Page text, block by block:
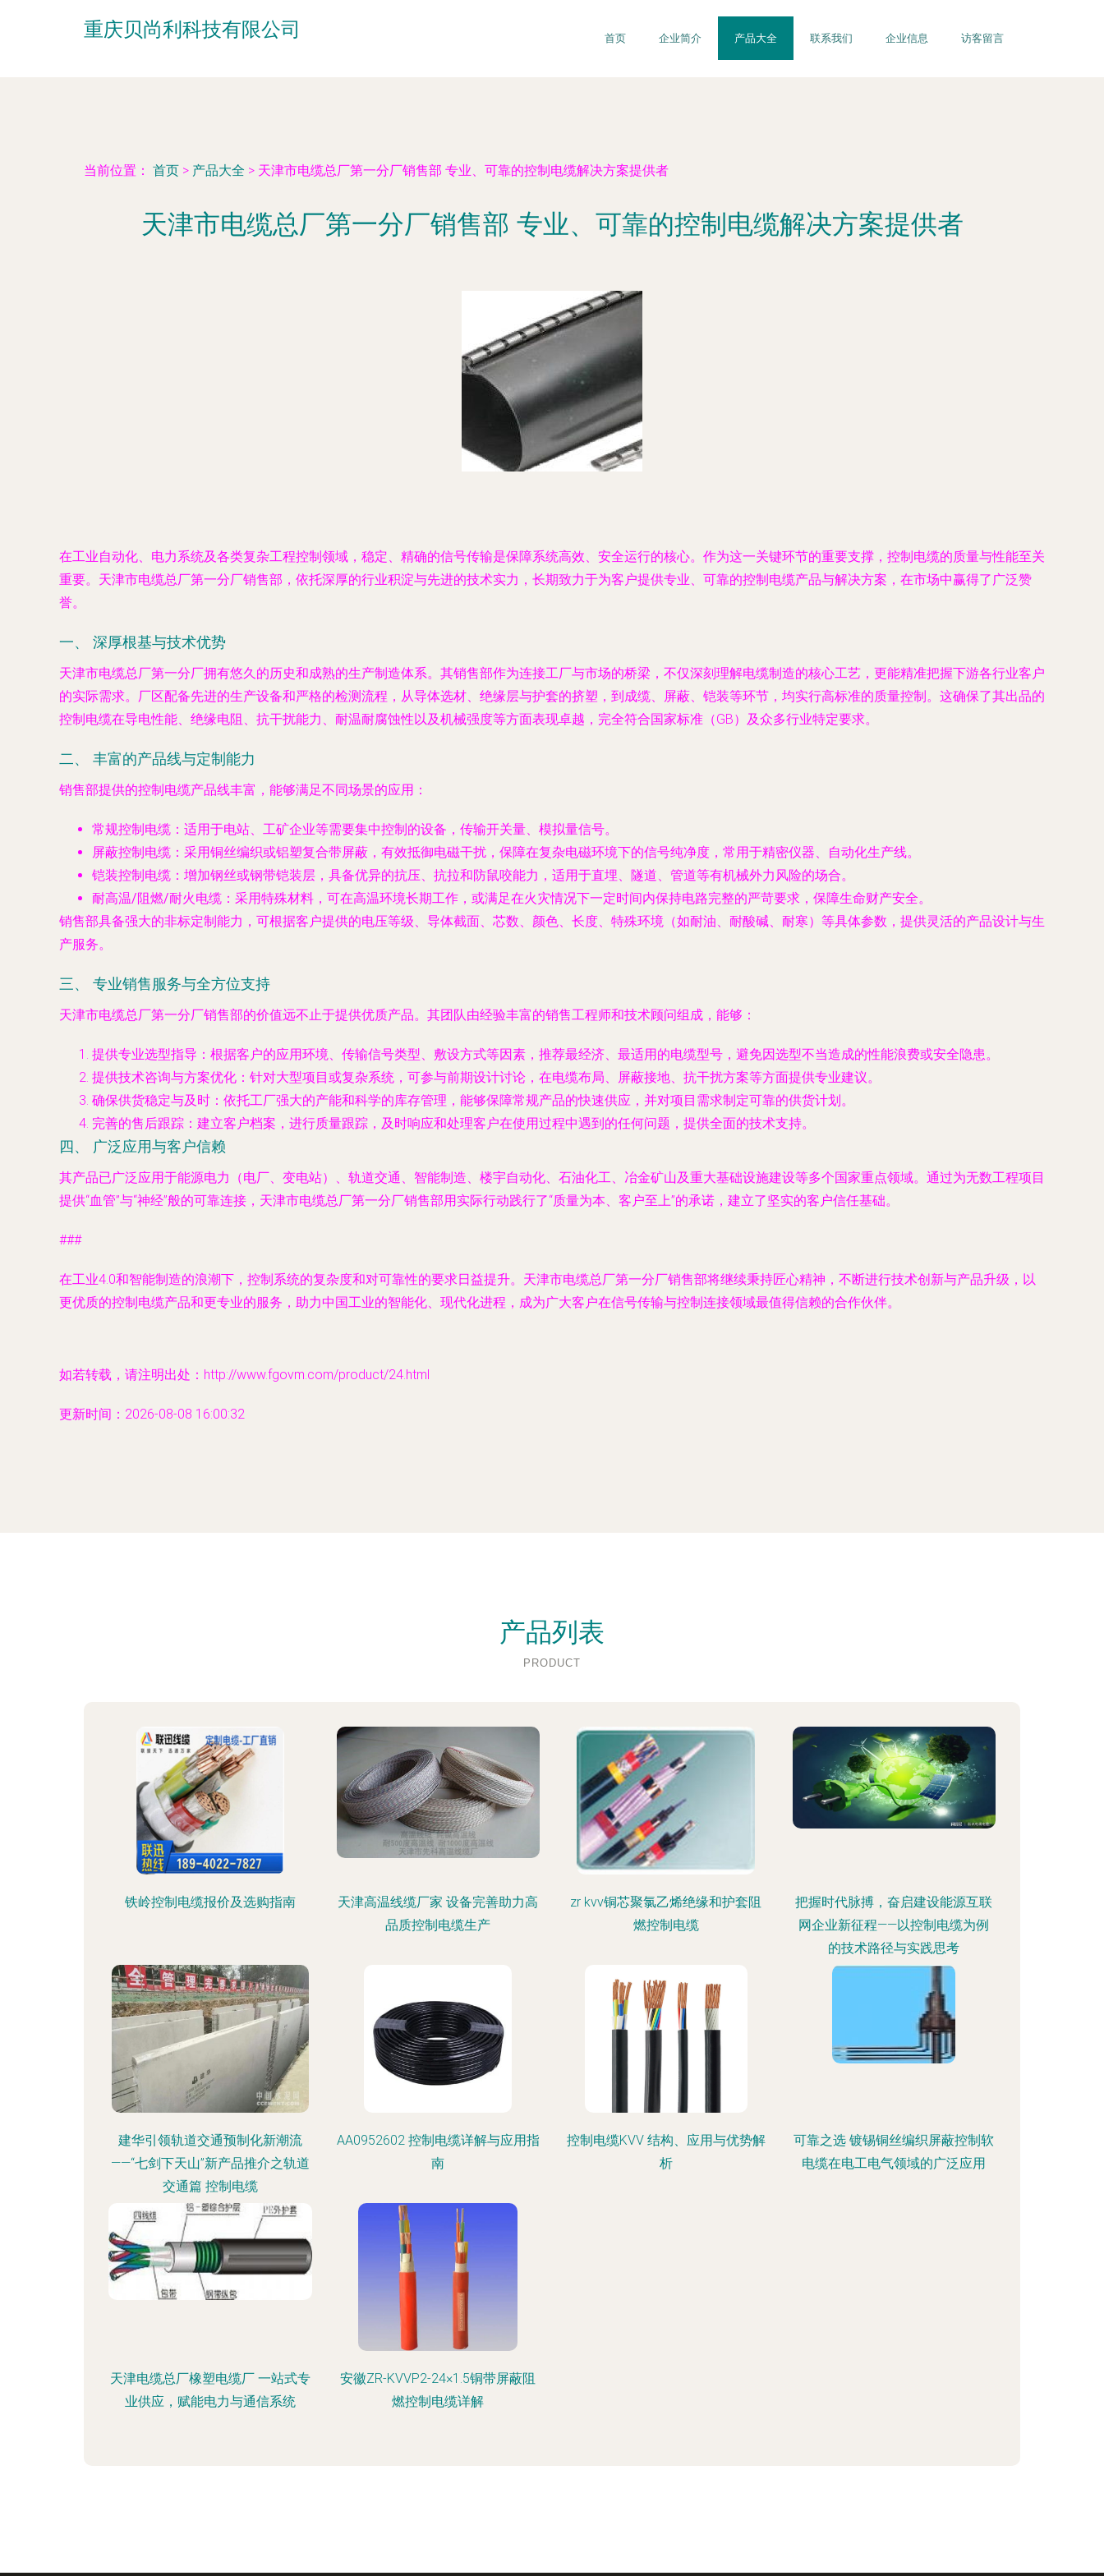
重庆贝尚利科技有限公司 首页 企业简介 产品大全 联系我们 企业信息 访客留言
当前位置： 首页 > 产品大全 > 天津市电缆总厂第一分厂销售部 专业、可靠的控制电缆解决方案提供者
天津市电缆总厂第一分厂销售部 专业、可靠的控制电缆解决方案提供者
在工业自动化、电力系统及各类复杂工程控制领域，稳定、精确的信号传输是保障系统高效、安全运行的核心。作为这一关键环节的重要支撑，控制电缆的质量与性能至关
重要。天津市电缆总厂第一分厂销售部，依托深厚的行业积淀与先进的技术实力，长期致力于为客户提供专业、可靠的控制电缆产品与解决方案，在市场中赢得了广泛赞
誉。
一、 深厚根基与技术优势
天津市电缆总厂第一分厂拥有悠久的历史和成熟的生产制造体系。其销售部作为连接工厂与市场的桥梁，不仅深刻理解电缆制造的核心工艺，更能精准把握下游各行业客户
的实际需求。厂区配备先进的生产设备和严格的检测流程，从导体选材、绝缘层与护套的挤塑，到成缆、屏蔽、铠装等环节，均实行高标准的质量控制。这确保了其出品的
控制电缆在导电性能、绝缘电阻、抗干扰能力、耐温耐腐蚀性以及机械强度等方面表现卓越，完全符合国家标准（GB）及众多行业特定要求。
二、 丰富的产品线与定制能力
销售部提供的控制电缆产品线丰富，能够满足不同场景的应用：
常规控制电缆 ：适用于电站、工矿企业等需要集中控制的设备，传输开关量、模拟量信号。
屏蔽控制电缆 ：采用铜丝编织或铝塑复合带屏蔽，有效抵御电磁干扰，保障在复杂电磁环境下的信号纯净度，常用于精密仪器、自动化生产线。
铠装控制电缆 ：增加钢丝或钢带铠装层，具备优异的抗压、抗拉和防鼠咬能力，适用于直埋、隧道、管道等有机械外力风险的场合。
耐高温/阻燃/耐火电缆 ：采用特殊材料，可在高温环境长期工作，或满足在火灾情况下一定时间内保持电路完整的严苛要求，保障生命财产安全。
销售部具备强大的非标定制能力，可根据客户提供的电压等级、导体截面、芯数、颜色、长度、特殊环境（如耐油、耐酸碱、耐寒）等具体参数，提供灵活的产品设计与生
产服务。
三、 专业销售服务与全方位支持
天津市电缆总厂第一分厂销售部的价值远不止于提供优质产品。其团队由经验丰富的销售工程师和技术顾问组成，能够：
提供专业选型指导 ：根据客户的应用环境、传输信号类型、敷设方式等因素，推荐最经济、最适用的电缆型号，避免因选型不当造成的性能浪费或安全隐患。
提供技术咨询与方案优化 ：针对大型项目或复杂系统，可参与前期设计讨论，在电缆布局、屏蔽接地、抗干扰方案等方面提供专业建议。
确保供货稳定与及时 ：依托工厂强大的产能和科学的库存管理，能够保障常规产品的快速供应，并对项目需求制定可靠的供货计划。
完善的售后跟踪 ：建立客户档案，进行质量跟踪，及时响应和处理客户在使用过程中遇到的任何问题，提供全面的技术支持。
四、 广泛应用与客户信赖
其产品已广泛应用于能源电力（电厂、变电站）、轨道交通、智能制造、楼宇自动化、石油化工、冶金矿山及重大基础设施建设等多个国家重点领域。通过为无数工程项目
提供“血管”与“神经”般的可靠连接，天津市电缆总厂第一分厂销售部用实际行动践行了“质量为本、客户至上”的承诺，建立了坚实的客户信任基础。
###
在工业4.0和智能制造的浪潮下，控制系统的复杂度和对可靠性的要求日益提升。天津市电缆总厂第一分厂销售部将继续秉持匠心精神，不断进行技术创新与产品升级，以
更优质的控制电缆产品和更专业的服务，助力中国工业的智能化、现代化进程，成为广大客户在信号传输与控制连接领域最值得信赖的合作伙伴。
如若转载，请注明出处：http://www.fgovm.com/product/24.html
更新时间：2026-08-08 16:00:32
产品列表
PRODUCT
铁岭控制电缆报价及选购指南
天津高温线缆厂家 设备完善助力高
品质控制电缆生产
zr kvv铜芯聚氯乙烯绝缘和护套阻
燃控制电缆
把握时代脉搏，奋启建设能源互联
网企业新征程——以控制电缆为例
的技术路径与实践思考
建华引领轨道交通预制化新潮流
——“七剑下天山”新产品推介之轨道
交通篇 控制电缆
AA0952602 控制电缆详解与应用指
南
控制电缆KVV 结构、应用与优势解
析
可靠之选 镀锡铜丝编织屏蔽控制软
电缆在电工电气领域的广泛应用
天津电缆总厂橡塑电缆厂 一站式专
业供应，赋能电力与通信系统
安徽ZR-KVVP2-24×1.5铜带屏蔽阻
燃控制电缆详解